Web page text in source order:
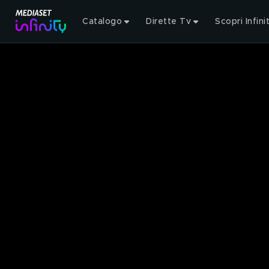
Catalogo Dirette Tv Scopri